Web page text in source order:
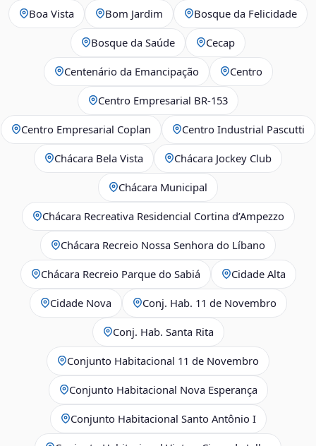
Boa Vista Bom Jardim Bosque da Felicidade
Bosque da Saúde Cecap
Centenário da Emancipação Centro
Centro Empresarial BR-153
Centro Empresarial Coplan Centro Industrial Pascutti
Chácara Bela Vista Chácara Jockey Club
Chácara Municipal
Chácara Recreativa Residencial Cortina d’Ampezzo
Chácara Recreio Nossa Senhora do Líbano
Chácara Recreio Parque do Sabiá Cidade Alta
Cidade Nova Conj. Hab. 11 de Novembro
Conj. Hab. Santa Rita
Conjunto Habitacional 11 de Novembro
Conjunto Habitacional Nova Esperança
Conjunto Habitacional Santo Antônio I